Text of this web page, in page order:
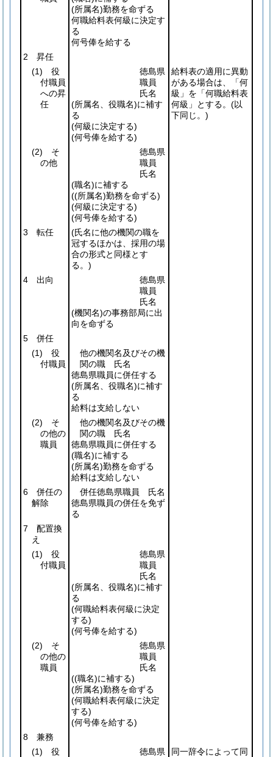
(所属名)勤務を命ずる
何職給料表何級に決定す
る
何号俸を給する
2 昇任
(1) 役
付職員
への昇
任
徳島県
職員
氏名
(所属名、役職名)に補す
る
(何級に決定する)
(何号俸を給する)
給料表の適用に異動
がある場合は、「何
級」を「何職給料表
何級」とする。 (以
下同じ。)
(2) そ
の他
徳島県
職員
氏名
(職名)に補する
((所属名)勤務を命ずる)
(何級に決定する)
(何号俸を給する)
3 転任
(氏名に他の機関の職を
冠するほかは、採用の場
合の形式と同様とす
る。)
4 出向
徳島県
職員
氏名
(機関名)の事務部局に出
向を命ずる
5 併任
(1) 役
付職員
他の機関名及びその機
関の職 氏名
徳島県職員に併任する
(所属名、役職名)に補す
る
給料は支給しない
(2) そ
の他の
職員
他の機関名及びその機
関の職 氏名
徳島県職員に併任する
(職名)に補する
(所属名)勤務を命ずる
給料は支給しない
6 併任の
解除
併任徳島県職員 氏名
徳島県職員の併任を免ず
る
7 配置換
え
(1) 役
付職員
徳島県
職員
氏名
(所属名、役職名)に補す
る
(何職給料表何級に決定
する)
(何号俸を給する)
(2) そ
の他の
職員
徳島県
職員
氏名
((職名)に補する)
(所属名)勤務を命ずる
(何職給料表何級に決定
する)
(何号俸を給する)
8 兼務
(1) 役
徳島県
同一辞令によって同